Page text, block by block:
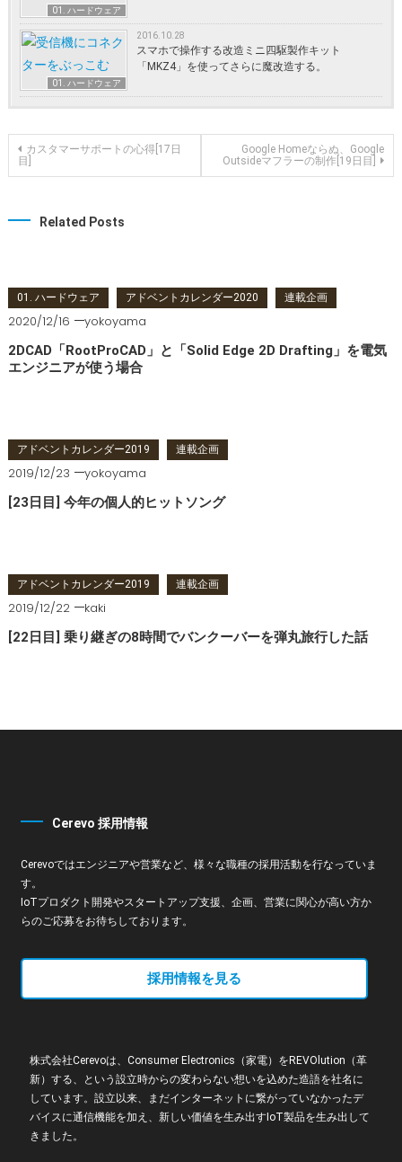
01. ハードウェア
01. ハードウェア
2016.10.28
スマホで操作する改造ミニ四駆製作キット
「MKZ4」を使ってさらに魔改造する。
投稿ナビゲーション
カスタマーサポートの心得[17日
目]
Google Homeならぬ、Google
Outsideマフラーの制作[19日目]
Related Posts
01. ハードウェア アドベントカレンダー2020 連載企画
2020/12/16 yokoyama
2DCAD「RootProCAD」と「Solid Edge 2D Drafting」を電気
エンジニアが使う場合
アドベントカレンダー2019 連載企画
2019/12/23 yokoyama
[23日目] 今年の個人的ヒットソング
アドベントカレンダー2019 連載企画
2019/12/22 kaki
[22日目] 乗り継ぎの8時間でバンクーバーを弾丸旅行した話
Cerevo 採用情報
Cerevoではエンジニアや営業など、様々な職種の採用活動を行なっていま
す。
IoTプロダクト開発やスタートアップ支援、企画、営業に関心が高い方か
らのご応募をお待ちしております。
採用情報を見る
株式会社Cerevoは、Consumer Electronics（家電）をREVOlution（革
新）する、という設立時からの変わらない想いを込めた造語を社名に
しています。設立以来、まだインターネットに繋がっていなかったデ
バイスに通信機能を加え、新しい価値を生み出すIoT製品を生み出して
きました。